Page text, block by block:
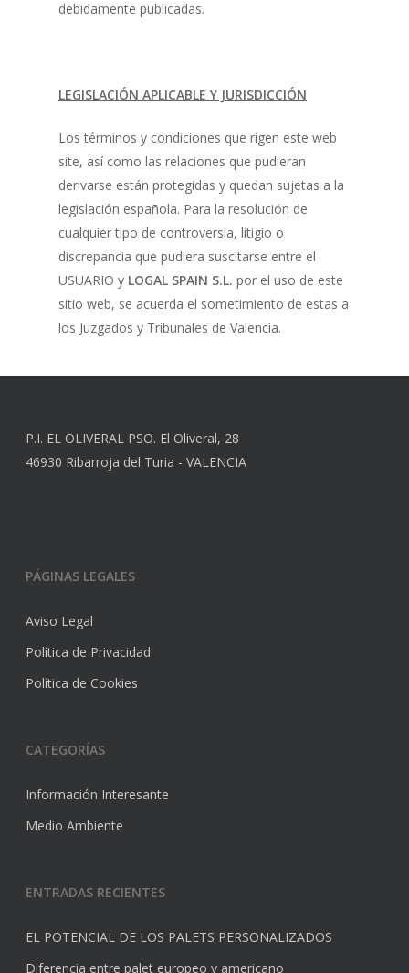
debidamente publicadas.
LEGISLACIÓN APLICABLE Y JURISDICCIÓN
Los términos y condiciones que rigen este web
site, así como las relaciones que pudieran
derivarse están protegidas y quedan sujetas a la
legislación española. Para la resolución de
cualquier tipo de controversia, litigio o
discrepancia que pudiera suscitarse entre el
USUARIO y LOGAL SPAIN S.L.por el uso de este
sitio web, se acuerda el sometimiento de estas a
los Juzgados y Tribunales de Valencia.
P.I. EL OLIVERAL PSO. El Oliveral, 28
46930 Ribarroja del Turia - VALENCIA
PÁGINAS LEGALES
Aviso Legal
Política de Privacidad
Política de Cookies
CATEGORÍAS
Información Interesante
Medio Ambiente
ENTRADAS RECIENTES
EL POTENCIAL DE LOS PALETS PERSONALIZADOS
Diferencia entre palet europeo y americano